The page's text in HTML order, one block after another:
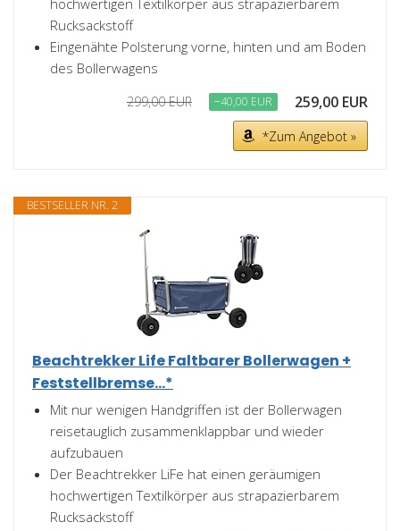
hochwertigen Textilkörper aus strapazierbarem
Rucksackstoff
Eingenähte Polsterung vorne, hinten und am Boden
des Bollerwagens
299,00 EUR −40,00 EUR 259,00 EUR
*Zum Angebot »
BESTSELLER NR. 2
Beachtrekker Life Faltbarer Bollerwagen +
Feststellbremse...*
Mit nur wenigen Handgriffen ist der Bollerwagen
reisetauglich zusammenklappbar und wieder
aufzubauen
Der Beachtrekker LiFe hat einen geräumigen
hochwertigen Textilkörper aus strapazierbarem
Rucksackstoff